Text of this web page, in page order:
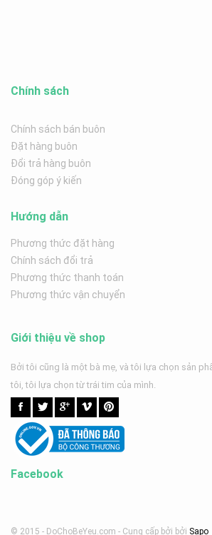
Chính sách
Chính sách bán buôn
Đặt hàng buôn
Đổi trả hàng buôn
Đóng góp ý kiến
Hướng dẫn
Phương thức đặt hàng
Chính sách đổi trả
Phương thức thanh toán
Phương thức vận chuyển
Giới thiệu về shop
Bởi tôi cũng là một bà mẹ, và tôi lựa chọn sản
tôi, tôi lựa chọn từ trái tim của mình.
Facebook
© 2015 - DoChoBeYeu.com - Cung cấp bởi bởi Sapo